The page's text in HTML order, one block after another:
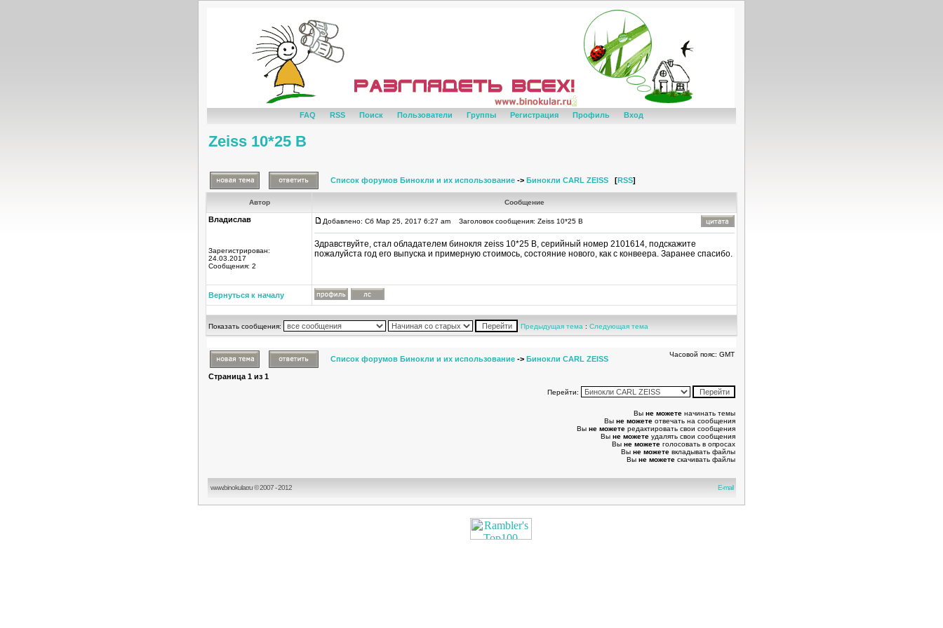
FAQ RSS Поиск Пользователи Группы Регистрация Профиль Вход
Zeiss 10*25 B
Список форумов Бинокли и их использование -> Бинокли CARL ZEISS [RSS]
Автор Сообщение
Владислав
Зарегистрирован:
24.03.2017
Сообщения: 2
Добавлено: Сб Мар 25, 2017 6:27 am Заголовок сообщения: Zeiss 10*25 B
Здравствуйте, стал обладателем бинокля zeiss 10*25 B, серийный номер 2101614, подскажите
пожалуйста год его выпуска и примерную стоимось, состояние нового, как с конвеера. Заранее спасибо.
Вернуться к началу
Показать сообщения: Предыдущая тема : Следующая тема
Список форумов Бинокли и их использование -> Бинокли CARL ZEISS
Часовой пояс: GMT
Страница 1 из 1
Перейти:
Вы не можете начинать темы
Вы не можете отвечать на сообщения
Вы не можете редактировать свои сообщения
Вы не можете удалять свои сообщения
Вы не можете голосовать в опросах
Вы не можете вкладывать файлы
Вы не можете скачивать файлы
www.binokular.ru © 2007 - 2012 E-mail